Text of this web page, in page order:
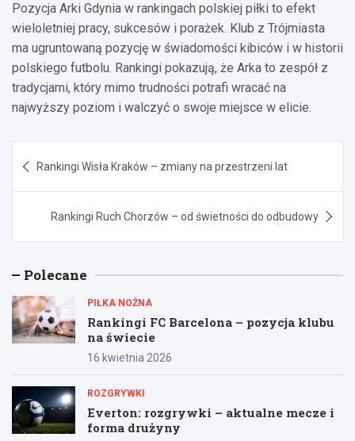
Pozycja Arki Gdynia w rankingach polskiej piłki to efekt
wieloletniej pracy, sukcesów i porażek. Klub z Trójmiasta
ma ugruntowaną pozycję w świadomości kibiców i w historii
polskiego futbolu. Rankingi pokazują, że Arka to zespół z
tradycjami, który mimo trudności potrafi wracać na
najwyższy poziom i walczyć o swoje miejsce w elicie.
wpisu
Rankingi Wisła Kraków – zmiany na przestrzeni lat
Rankingi Ruch Chorzów – od świetności do odbudowy
Polecane
PIŁKA NOŻNA
Rankingi FC Barcelona – pozycja klubu
na świecie
16 kwietnia 2026
ROZGRYWKI
Everton: rozgrywki – aktualne mecze i
forma drużyny